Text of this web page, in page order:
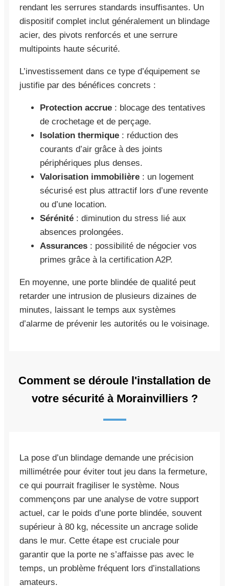
rendant les serrures standards insuffisantes. Un
dispositif complet inclut généralement un blindage
acier, des pivots renforcés et une serrure
multipoints haute sécurité.
L’investissement dans ce type d’équipement se
justifie par des bénéfices concrets :
Protection accrue : blocage des tentatives
de crochetage et de perçage.
Isolation thermique : réduction des
courants d’air grâce à des joints
périphériques plus denses.
Valorisation immobilière : un logement
sécurisé est plus attractif lors d’une revente
ou d’une location.
Sérénité : diminution du stress lié aux
absences prolongées.
Assurances : possibilité de négocier vos
primes grâce à la certification A2P.
En moyenne, une porte blindée de qualité peut
retarder une intrusion de plusieurs dizaines de
minutes, laissant le temps aux systèmes
d’alarme de prévenir les autorités ou le voisinage.
Comment se déroule l'installation de
votre sécurité à Morainvilliers ?
La pose d’un blindage demande une précision
millimétrée pour éviter tout jeu dans la fermeture,
ce qui pourrait fragiliser le système. Nous
commençons par une analyse de votre support
actuel, car le poids d’une porte blindée, souvent
supérieur à 80 kg, nécessite un ancrage solide
dans le mur. Cette étape est cruciale pour
garantir que la porte ne s’affaisse pas avec le
temps, un problème fréquent lors d’installations
amateurs.